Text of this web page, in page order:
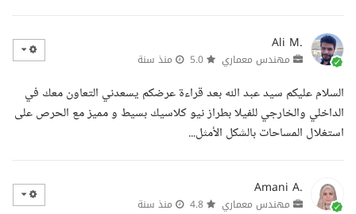
Ali M.
مهندس معماري منذ سنة
السلام عليكم سيد عبد الله بعد قراءة عرضكم يسعدني التعاون معك في
الداخلي والخارجي للفيلا بطراز نيو كلاسيك بسيط و مميز مع الحرص على
استغلال المساحات بالشكل الأمثل...
Amani A.
مهندس معماري منذ سنة